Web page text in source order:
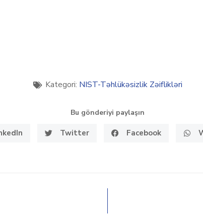
Kategori: NIST-Təhlükəsizlik Zəiflikləri
Bu gönderiyi paylaşın
Twitter Facebook